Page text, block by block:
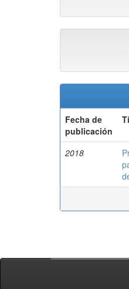
Fecha de
publicación
2018